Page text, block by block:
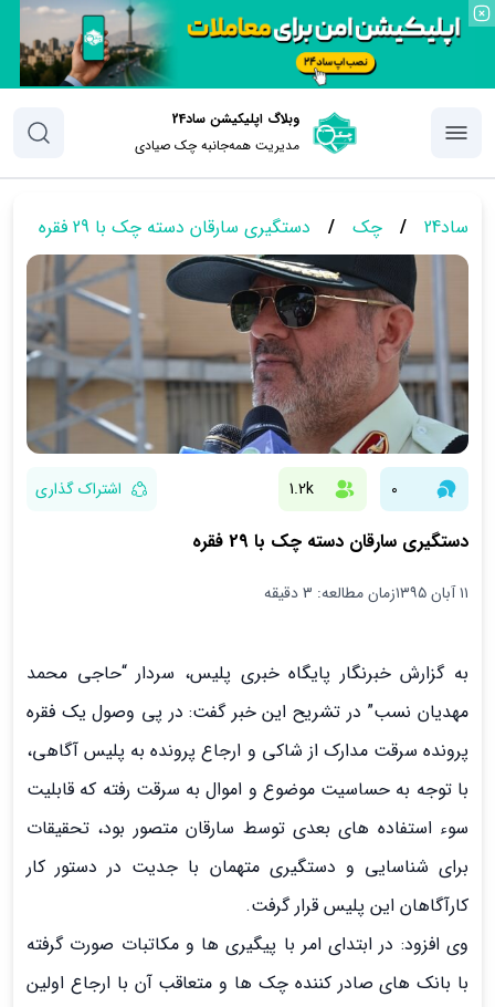
وبلاگ اپلیکیشن ساد24
مدیریت همه‌جانبه چک‌ صیادی
ساد24 / چک / دستگیری سارقان دسته چک با 29 فقره
0
1.2k اشتراک گذاری
دستگیری سارقان دسته چک با 29 فقره
۱۱ آبان ۱۳۹۵ زمان مطالعه: 3 دقیقه
به گزارش خبرنگار پايگاه خبري پليس، سردار “حاجی محمد
مهدیان نسب” در تشریح این خبر گفت: در پي وصول يک فقره
پرونده سرقت مدارک از شاكي و ارجاع پرونده به پليس آگاهی،
با توجه به حساسيت موضوع و اموال به سرقت رفته که قابليت
سوء استفاده هاي بعدي توسط سارقان متصور بود، تحقيقات
برای شناسایي و دستگيري متهمان با جديت در دستور کار
كارآگاهان اين پليس قرار گرفت.
وی افزود: در ابتدای امر با پيگيري ها و مکاتبات صورت گرفته
با بانک هاي صادر کننده چك ها و متعاقب آن با ارجاع اولين